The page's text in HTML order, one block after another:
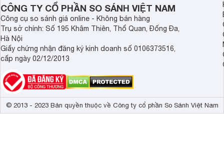
CÔNG TY CỔ PHẦN SO SÁNH VIỆT NAM
Công cụ so sánh giá online - Không bán hàng
Trụ sở chính: Số 195 Khâm Thiên, Thổ Quan, Đống Đa,
Hà Nội
Giấy chứng nhận đăng ký kinh doanh số 0106373516,
cấp ngày 02/12/2013
© 2013 - 2023 Bản quyền thuộc về Công ty cổ phần So Sánh Việt Nam